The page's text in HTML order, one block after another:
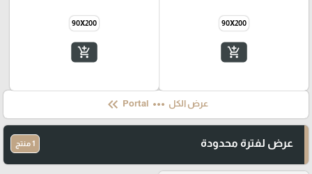
90X200
add_shopping_cart
90X200
add_shopping_cart
عرض الكل more_horiz
keyboard_double_arrow_left
عرض لفترة محدودة 1 منتج